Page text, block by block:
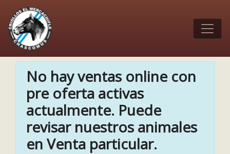
No hay ventas online con
pre oferta activas
actualmente. Puede
revisar nuestros animales
en Venta particular.